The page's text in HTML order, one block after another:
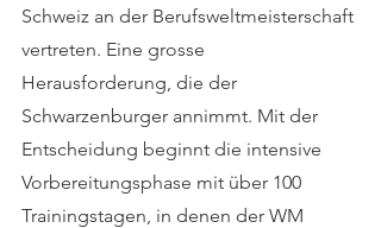
Schweiz an der Berufsweltmeisterschaft
vertreten. Eine grosse
Herausforderung, die der
Schwarzenburger annimmt. Mit der
Entscheidung beginnt die intensive
Vorbereitungsphase mit über 100
Trainingstagen, in denen der WM